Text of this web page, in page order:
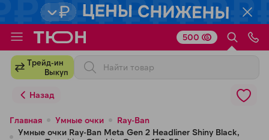
Трейд-ин
Выкуп
500
Назад
Главная Умные очки
Ray-Ban
Умные очки Ray-Ban Meta Gen 2 Headliner Shiny Black,
Для клиентов всех банков
Разбейте
оплатуна части